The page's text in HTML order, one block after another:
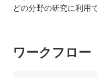
どの分野の研究に利用
ワークフロー